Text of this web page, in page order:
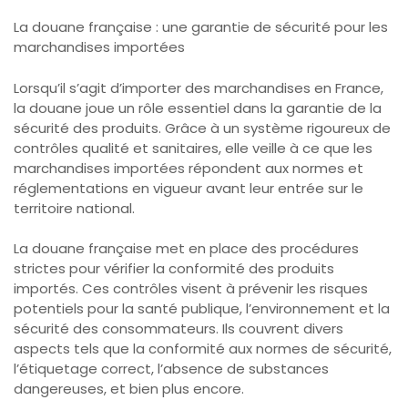
La douane française : une garantie de sécurité pour les
marchandises importées
Lorsqu’il s’agit d’importer des marchandises en France,
la douane joue un rôle essentiel dans la garantie de la
sécurité des produits. Grâce à un système rigoureux de
contrôles qualité et sanitaires, elle veille à ce que les
marchandises importées répondent aux normes et
réglementations en vigueur avant leur entrée sur le
territoire national.
La douane française met en place des procédures
strictes pour vérifier la conformité des produits
importés. Ces contrôles visent à prévenir les risques
potentiels pour la santé publique, l’environnement et la
sécurité des consommateurs. Ils couvrent divers
aspects tels que la conformité aux normes de sécurité,
l’étiquetage correct, l’absence de substances
dangereuses, et bien plus encore.